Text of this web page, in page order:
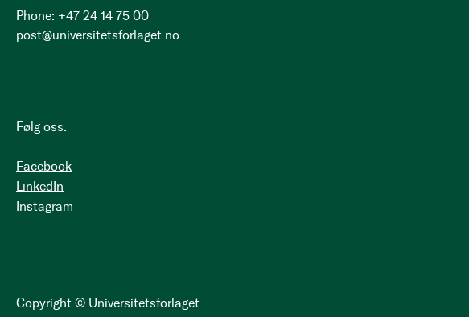
Phone: +47 24 14 75 00
post@universitetsforlaget.no
Følg oss:
Facebook
LinkedIn
Instagram
Copyright © Universitetsforlaget